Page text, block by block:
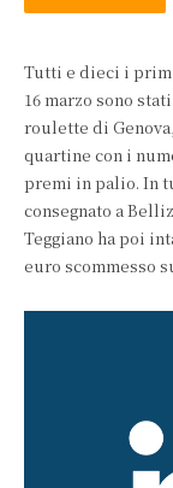
Tutti e dieci i
16 marzo sono
roulette di
quartine con i
premi in palio. In
consegnato a
Teggiano ha poi
euro scommesso